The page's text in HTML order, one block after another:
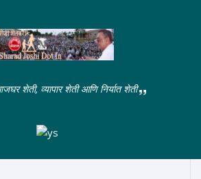
शेती, व्यापार शेती आणि निर्यात शेती